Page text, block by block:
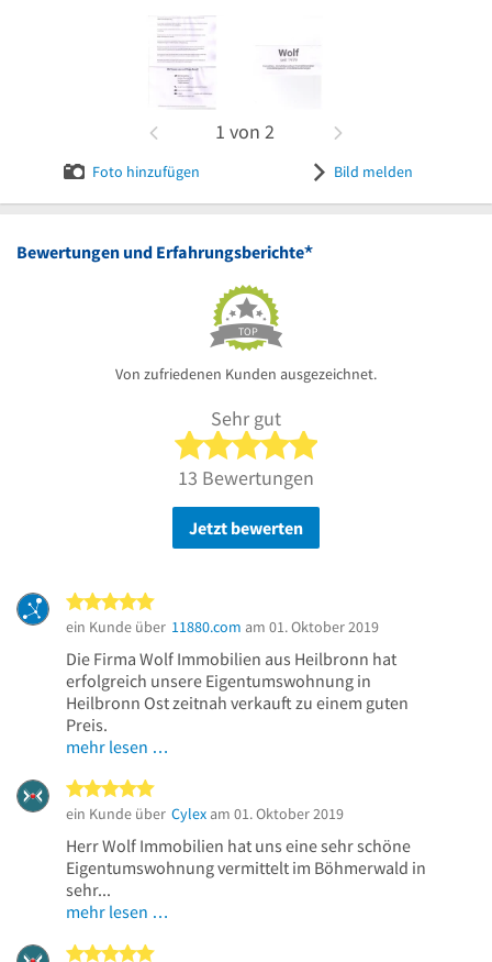
1 von 2
Foto hinzufügen Bild melden
Bewertungen und Erfahrungsberichte*
TOP
Von zufriedenen Kunden ausgezeichnet.
Sehr gut
5 von 5 Sternen
13 Bewertungen
Jetzt bewerten
ein Kunde über 11880.com am 01. Oktober 2019
Die Firma Wolf Immobilien aus Heilbronn hat
erfolgreich unsere Eigentumswohnung in
Heilbronn Ost zeitnah verkauft zu einem guten
Preis.
mehr lesen …
ein Kunde über Cylex am 01. Oktober 2019
Herr Wolf Immobilien hat uns eine sehr schöne
Eigentumswohnung vermittelt im Böhmerwald in
sehr...
mehr lesen …